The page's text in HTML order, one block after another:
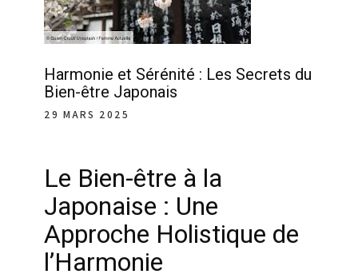
Harmonie et Sérénité : Les Secrets du
Bien-être Japonais
29 MARS 2025
Le Bien-être à la
Japonaise : Une
Approche Holistique de
l’Harmonie